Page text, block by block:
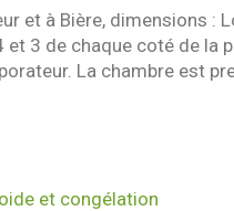
et à Bière, dimensions :
3 de chaque coté de la
La chambre est
et congélation